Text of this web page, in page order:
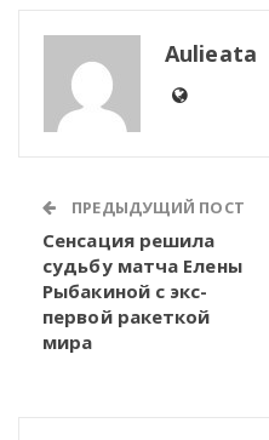
Aulieata
ПРЕДЫДУЩИЙ ПОСТ
Сенсация решила
судьбу матча Елены
Рыбакиной с экс-
первой ракеткой
мира